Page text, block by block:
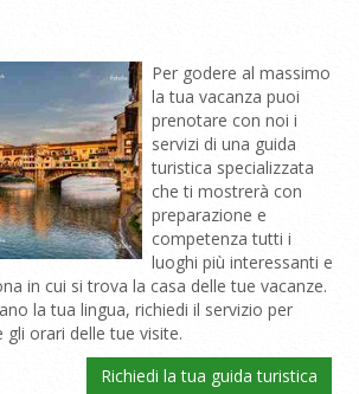
Per godere al massimo
la tua vacanza puoi
prenotare con noi i
servizi di una guida
turistica specializzata
che ti mostrerà con
preparazione e
competenza tutti i
luoghi più interessanti e
in cui si trova la casa delle tue vacanze.
la tua lingua, richiedi il servizio per
orari delle tue visite.
Richiedi la tua guida turistica